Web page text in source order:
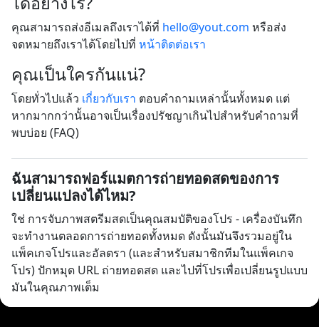
คุณสามารถส่งอีเมลถึงเราได้ที่ hello@yout.com หรือส่ง
จดหมายถึงเราได้โดยไปที่ หน้าติดต่อเรา
คุณเป็นใครกันแน่?
โดยทั่วไปแล้ว เกี่ยวกับเรา ตอบคำถามเหล่านั้นทั้งหมด แต่
หากมากกว่านั้นอาจเป็นเรื่องปรัชญาเกินไปสำหรับคำถามที่
พบบ่อย (FAQ)
ฉันสามารถฟอร์แมตการถ่ายทอดสดของการ
เปลี่ยนแปลงได้ไหม?
ใช่ การจับภาพสตรีมสดเป็นคุณสมบัติของโปร - เครื่องบันทึก
จะทำงานตลอดการถ่ายทอดทั้งหมด ดังนั้นมันจึงรวมอยู่ใน
แพ็คเกจโปรและอัลตรา (และสำหรับสมาชิกทีมในแพ็คเกจ
โปร) ปักหมุด URL ถ่ายทอดสด และไปที่โปรเพื่อเปลี่ยนรูปแบบ
มันในคุณภาพเต็ม